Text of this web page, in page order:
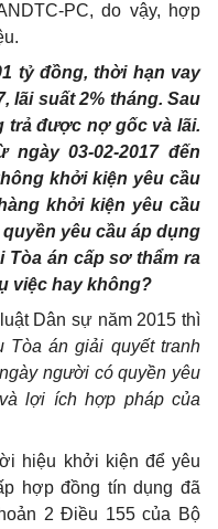
PC, do vậy, hợp
tỷ đồng, thời hạn vay
lãi suất 2% tháng. Sau
trả được nợ gốc và lãi.
03-02-2017 đến
khởi kiện yêu cầu
khởi kiện yêu cầu
yêu cầu áp dụng
án cấp sơ thẩm ra
việc hay không?
Dân sự năm 2015 thì
Tòa án giải quyết tranh
người có quyền yêu
lợi ích hợp pháp của
hiệu khởi kiện để yêu
hợp đồng tín dụng đã
2 Điều 155 của Bộ